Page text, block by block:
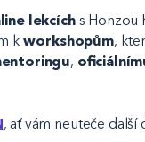
lekcíchs Honzou
kworkshopům,
,
, ať vám neuteče